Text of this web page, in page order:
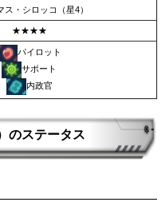
ス・シロッコ（星4）
★★★★
パイロット
サポート
内政官
のステータス